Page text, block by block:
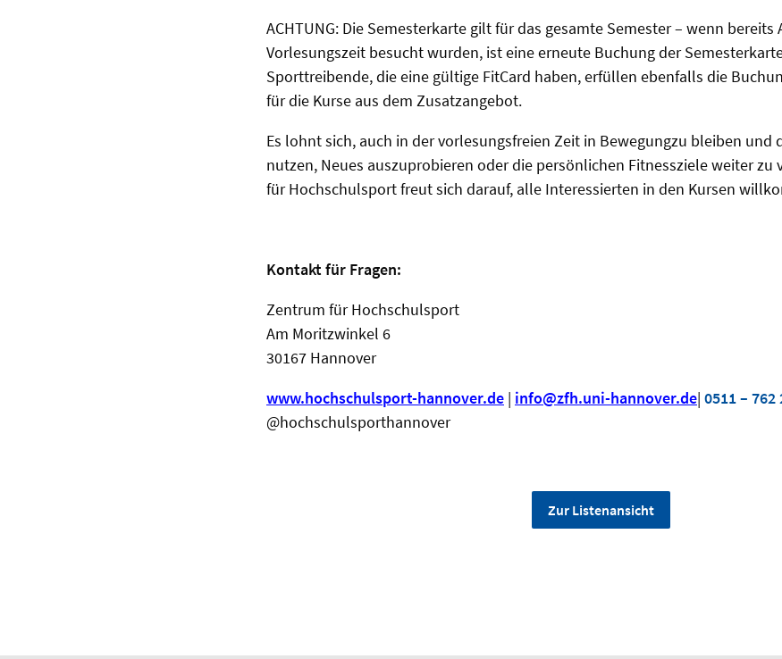
ACHTUNG: Die Semesterkarte gilt für das gesamte Semester – wenn bereits
Vorlesungszeit besucht wurden, ist eine erneute Buchung der
Sporttreibende, die eine gültige FitCard haben, erfüllen ebenfalls die
für die Kurse aus dem Zusatzangebot.
Es lohnt sich, auch in der vorlesungsfreien Zeit in Bewegungzu bleiben und
nutzen, Neues auszuprobieren oder die persönlichen Fitnessziele weiter zu
für Hochschulsport freut sich darauf, alle Interessierten in den Kursen
Kontakt für Fragen:
Zentrum für Hochschulsport
Am Moritzwinkel 6
30167 Hannover
www.hochschulsport-hannover.de | info@zfh.uni-hannover.de| 0511 – 762
@hochschulsporthannover
Zur Listenansicht